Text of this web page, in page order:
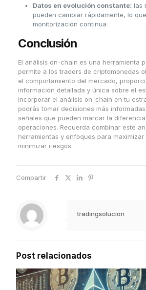
Datos en evolución constante: las
pueden cambiar rápidamente, lo
monitorización continua.
Conclusión
El análisis on-chain es una herramienta
permite a los traders de criptomonedas
el comportamiento del mercado,
información detallada y única sobre el
incorporar el análisis on-chain en tu
podrás tomar decisiones más
señales que pueden marcar la
operaciones. Recuerda combinar este
herramientas y enfoques para
minimizar riesgos.
Compartir
tradingsolucion
Post relacionados